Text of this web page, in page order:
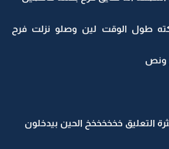
طول الوقت لين وصلو نزلت فرح
ونص
خخخخخخخ الحين بيدخلون